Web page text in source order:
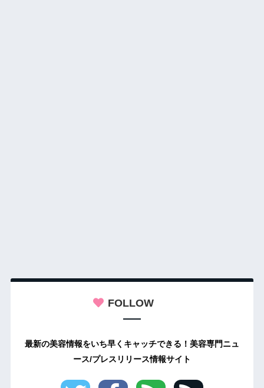
FOLLOW
最新の美容情報をいち早くキャッチできる！美容専門ニュ
ース/プレスリリース情報サイト